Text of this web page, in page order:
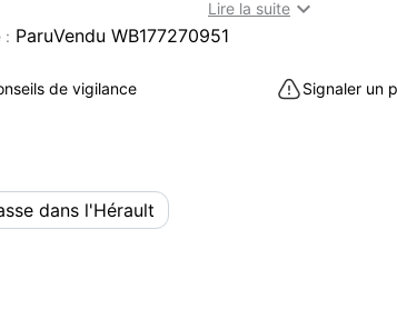
Lire la suite 
: ParuVendu WB177270951
de vigilance Signaler un
dans l'Hérault